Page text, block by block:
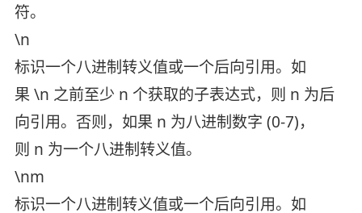
符。
\n
标识一个八进制转义值或一个后向引用。如
果 \n 之前至少 n 个获取的子表达式，则 n 为后
向引用。否则，如果 n 为八进制数字 (0-7)，
则 n 为一个八进制转义值。
\nm
标识一个八进制转义值或一个后向引用。如